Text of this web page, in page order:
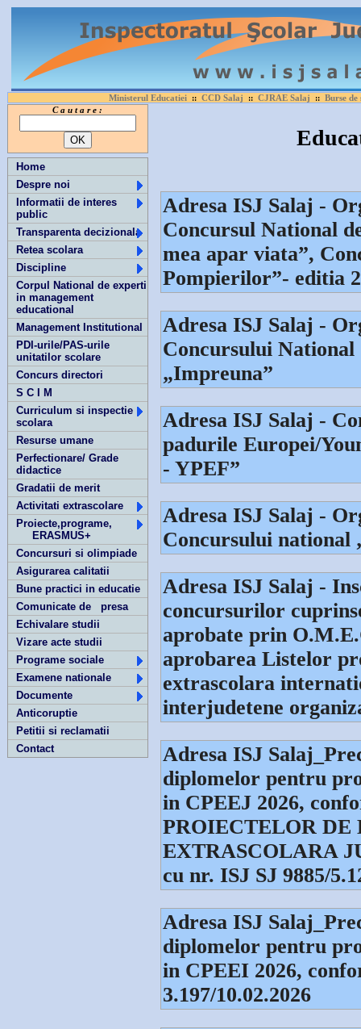
Ministerul Educatiei :: CCD Salaj :: CJRAE Salaj :: Burse
C a u t a r e :
Home
Despre noi
Informatii de interes
public
Transparenta decizionala
Retea scolara
Discipline
Corpul National de experti
in management
educational
Management Institutional
PDI-urile/PAS-urile
unitatilor scolare
Concurs directori
S C I M
Curriculum si inspectie
scolara
Resurse umane
Perfectionare/ Grade
didactice
Gradatii de merit
Activitati extrascolare
Proiecte,programe,
ERASMUS+
Concursuri si olimpiade
Asigurarea calitatii
Bune practici in educatie
Comunicate de presa
Echivalare studii
Vizare acte studii
Programe sociale
Examene nationale
Documente
Anticoruptie
Petitii si reclamatii
Contact
Adresa ISJ Salaj -
Concursul National
mea apar viata”,
Pompierilor”- editia
Adresa ISJ Salaj -
Concursului
„Impreuna”
Adresa ISJ Salaj -
padurile Europei/
- YPEF”
Adresa ISJ Salaj -
Concursului national
Adresa ISJ Salaj -
concursurilor
aprobate prin
aprobarea Listelor
extrascolara
interjudetene
Adresa ISJ
diplomelor pentru
in CPEEJ 2026,
PROIECTELOR DE
EXTRASCOLARA
cu nr. ISJ SJ 9885/
Adresa ISJ
diplomelor pentru
in CPEEI 2026,
3.197/10.02.2026